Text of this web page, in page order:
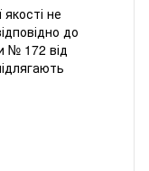
не
до
№ 172 від